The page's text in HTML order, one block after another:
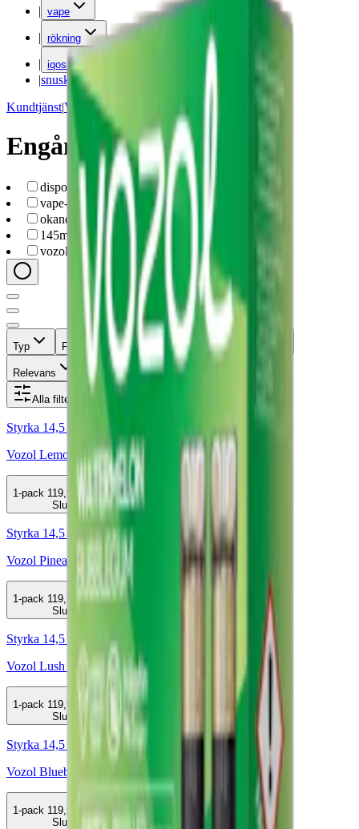
| vape
| rökning
| iqos
|snuskuriren
Kundtjänst|Varumärken
Engångs vape 14,5 mg
disposable-vape(7)
vape-podsystem (7 )
okand
145mg
)
vozol
Typ Format Styrka Märke
Relevans
Alla filter
Styrka 14,5 mg · Okänd
Vozol Lemon Lime 14,5mg Pod 2-pack
1-pack 119,90 kr
Slut
Styrka 14,5 mg · Okänd
Vozol Pineapple Ice 14,5mg Pod 2-pack
1-pack 119,90 kr
Slut
Styrka 14,5 mg · Okänd
Vozol Lush Ice 14,5mg Pod 2-pack
1-pack 119,90 kr
Slut
Styrka 14,5 mg · Okänd
Vozol Blueberry Ice 14,5mg Pod 2-pack
1-pack 119,90 kr
Slut